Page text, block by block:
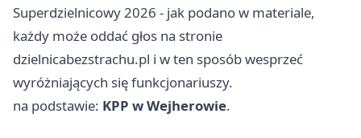
Superdzielnicowy 2026 - jak podano w materiale,
każdy może oddać głos na stronie
dzielnicabezstrachu.pl i w ten sposób wesprzeć
wyróżniających się funkcjonariuszy.
na podstawie: KPP w Wejherowie.